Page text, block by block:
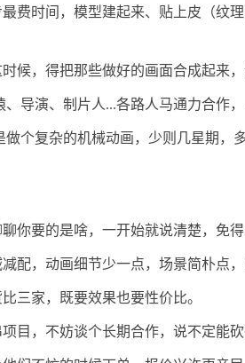
费时间，模型建起来、贴上皮（纹
候，得把那些做好的画面合成起来
导演、制片人...各路人马通力合作
个复杂的机械动画，少则几星期，
你要的是啥，一开始就说清楚，免得
配，动画细节少一点，场景简朴点，
三家，既要效果也要性价比。
目，不妨谈个长期合作，说不定能砍